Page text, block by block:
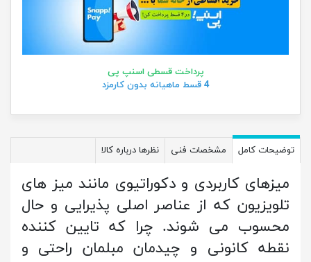
پرداخت قسطی اسنپ پی
4 قسط ماهیانه بدون کارمزد
توضیحات کامل مشخصات فنی نظرها درباره کالا
میزهای کاربردی و دکوراتیوی مانند میز های
تلویزیون که از عناصر اصلی پذیرایی و حال
محسوب می شوند. چرا که تایین کننده
نقطه کانونی و چیدمان مبلمان راحتی و